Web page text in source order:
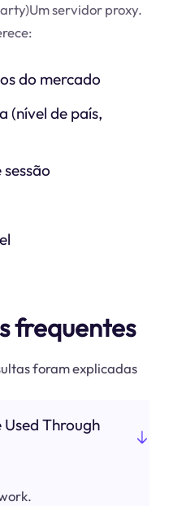
servidor proxy.
do mercado
(nível de país,
frequentes
foram explicadas
Used Through